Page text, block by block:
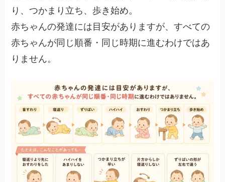
り、つかまり立ち、歩き始め。
赤ちゃんの発達には目安がありますが、すべての
赤ちゃんが同じ順番・同じ時期に進むわけではあ
りません。